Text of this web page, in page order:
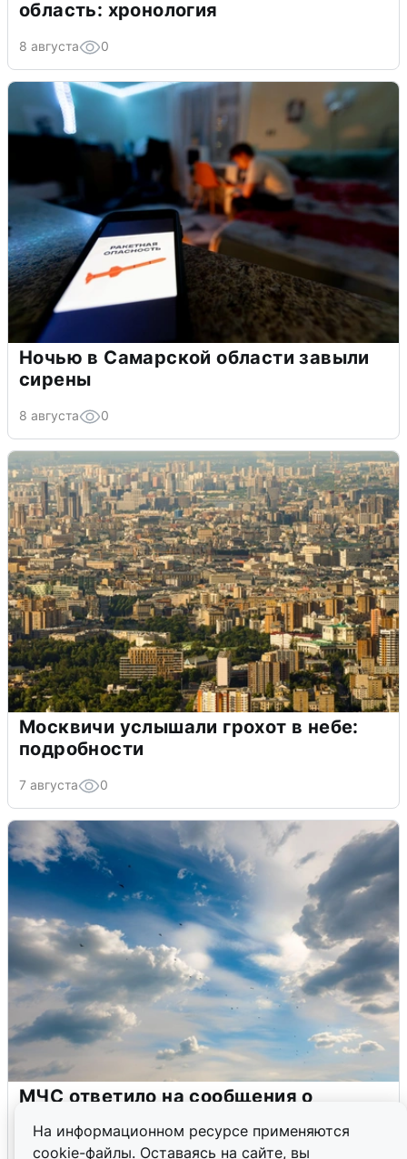
На информационном ресурсе применяются
cookie-файлы. Оставаясь на сайте, вы
область: хронология
8 августа 0
Ночью в Самарской области завыли
сирены
8 августа 0
Москвичи услышали грохот в небе:
подробности
7 августа 0
МЧС ответило на сообщения о
7 августа 0